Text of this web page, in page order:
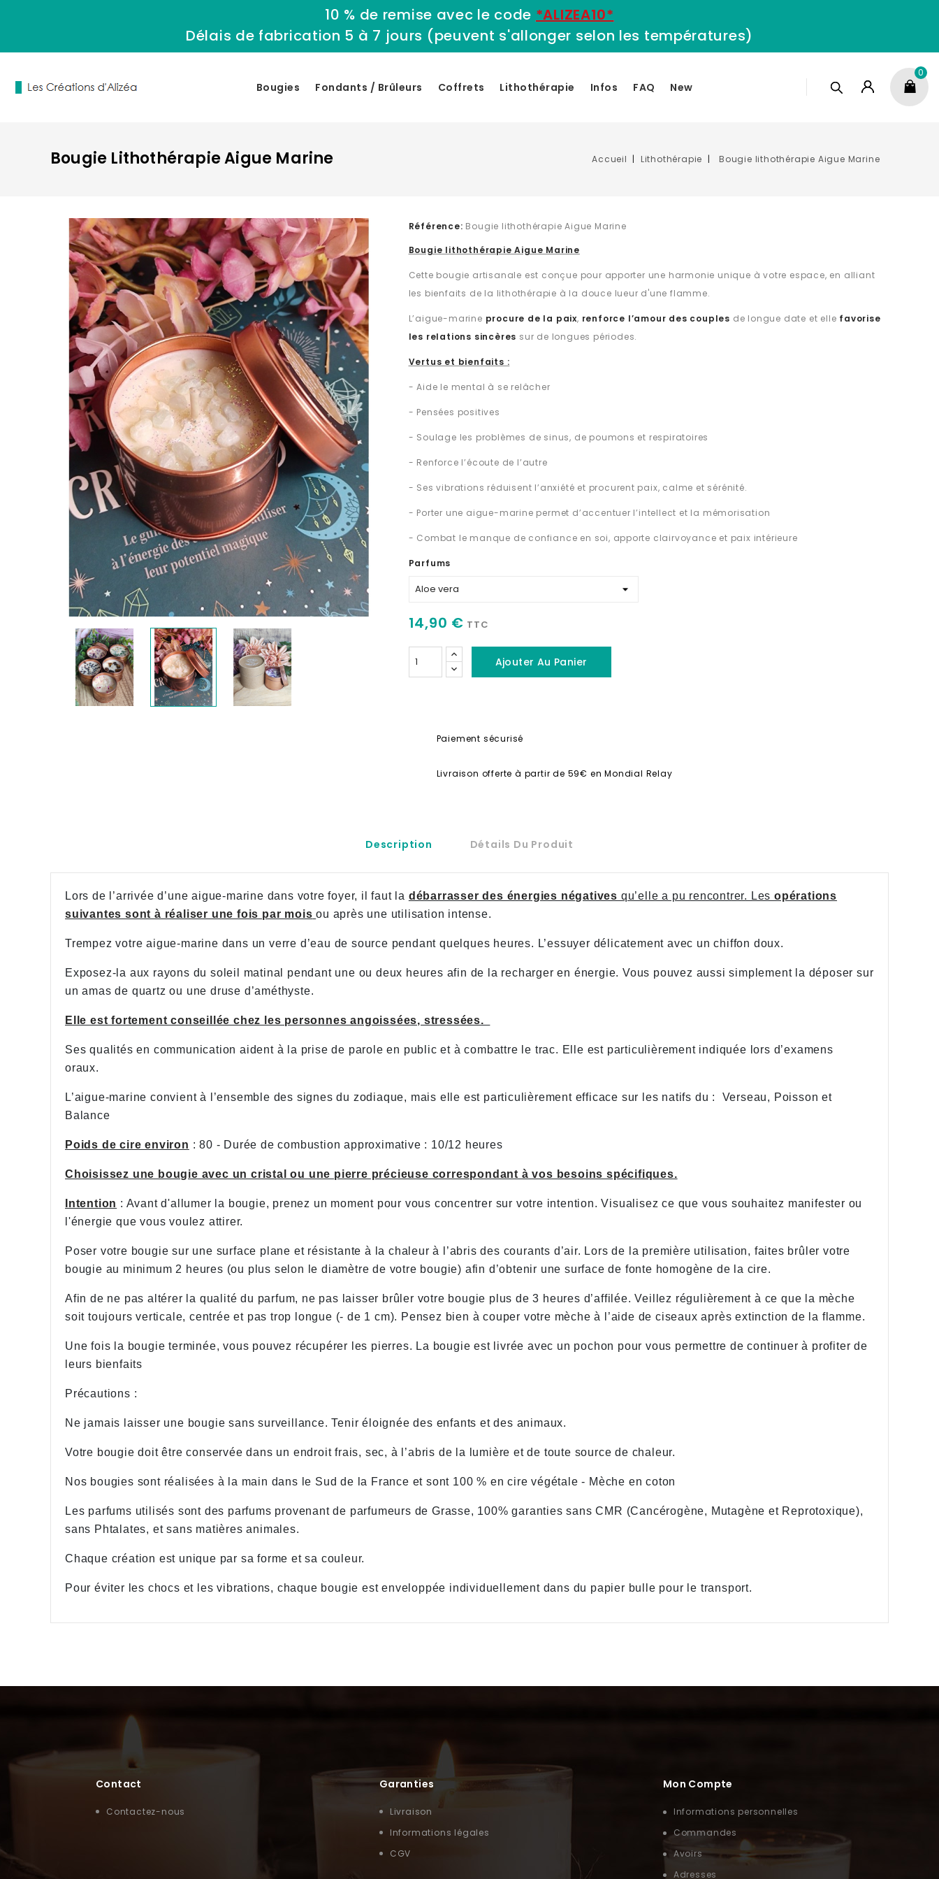
10 % de remise avec le code *ALIZEA10*
Délais de fabrication 5 à 7 jours (peuvent s'allonger selon les températures)
0
Bougies Fondants / Brûleurs Coffrets Lithothérapie Infos FAQ New
Bougie Lithothérapie Aigue Marine Accueil Lithothérapie Bougie lithothérapie Aigue Marine
Référence: Bougie lithothérapie Aigue Marine
Bougie lithothérapie Aigue Marine
Cette bougie artisanale est conçue pour apporter une harmonie unique à votre espace, en alliant
les bienfaits de la lithothérapie à la douce lueur d'une flamme.
L’aigue-marine procure de la paix, renforce l’amour des couples de longue date et elle favorise
les relations sincères sur de longues périodes.
Vertus et bienfaits :
- Aide le mental à se relâcher
- Pensées positives
- Soulage les problèmes de sinus, de poumons et respiratoires
- Renforce l’écoute de l’autre
- Ses vibrations réduisent l’anxiété et procurent paix, calme et sérénité.
- Porter une aigue-marine permet d’accentuer l’intellect et la mémorisation
- Combat le manque de confiance en soi, apporte clairvoyance et paix intérieure
Parfums
14,90 € TTC
Ajouter Au Panier
Paiement sécurisé
Livraison offerte à partir de 59€ en Mondial Relay
Description Détails Du Produit
Lors de l’arrivée d’une aigue-marine dans votre foyer, il faut la débarrasser des énergies négatives qu’elle a pu rencontrer. Lesopérations
suivantes sont à réaliser une fois par mois ou après une utilisation intense.
Trempez votre aigue-marine dans un verre d’eau de source pendant quelques heures. L’essuyer délicatement avec un chiffon doux.
Exposez-la aux rayons du soleil matinal pendant une ou deux heures afin de la recharger en énergie. Vous pouvez aussi simplement la déposer sur
un amas de quartz ou une druse d’améthyste.
Elle est fortement conseillée chez les personnes angoissées, stressées.
Ses qualités en communication aident à la prise de parole en public et à combattre le trac. Elle est particulièrement indiquée lors d’examens
oraux.
L’aigue-marine convient à l’ensemble des signes du zodiaque, mais elle est particulièrement efficace sur les natifs du : Verseau, Poisson et
Balance
Poids de cire environ : 80 - Durée de combustion approximative : 10/12 heures
Choisissez une bougie avec un cristal ou une pierre précieuse correspondant à vos besoins spécifiques.
Intention : Avant d'allumer la bougie, prenez un moment pour vous concentrer sur votre intention. Visualisez ce que vous souhaitez manifester ou
l'énergie que vous voulez attirer.
Poser votre bougie sur une surface plane et résistante à la chaleur à l’abris des courants d’air. Lors de la première utilisation, faites brûler votre
bougie au minimum 2 heures (ou plus selon le diamètre de votre bougie) afin d’obtenir une surface de fonte homogène de la cire.
Afin de ne pas altérer la qualité du parfum, ne pas laisser brûler votre bougie plus de 3 heures d’affilée. Veillez régulièrement à ce que la mèche
soit toujours verticale, centrée et pas trop longue (- de 1 cm). Pensez bien à couper votre mèche à l’aide de ciseaux après extinction de la flamme.
Une fois la bougie terminée, vous pouvez récupérer les pierres. La bougie est livrée avec un pochon pour vous permettre de continuer à profiter de
leurs bienfaits
Précautions :
Ne jamais laisser une bougie sans surveillance. Tenir éloignée des enfants et des animaux.
Votre bougie doit être conservée dans un endroit frais, sec, à l’abris de la lumière et de toute source de chaleur.
Nos bougies sont réalisées à la main dans le Sud de la France et sont 100 % en cire végétale - Mèche en coton
Les parfums utilisés sont des parfums provenant de parfumeurs de Grasse, 100% garanties sans CMR (Cancérogène, Mutagène et Reprotoxique),
sans Phtalates, et sans matières animales.
Chaque création est unique par sa forme et sa couleur.
Pour éviter les chocs et les vibrations, chaque bougie est enveloppée individuellement dans du papier bulle pour le transport.
Contact
Contactez-nous
Garanties
Livraison
Informations légales
CGV
Mon Compte
Informations personnelles
Commandes
Avoirs
Adresses